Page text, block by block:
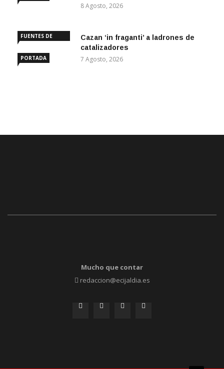
8 Agosto, 2026
FUENTES DE
PORTADA
Cazan ‘in fraganti’ a ladrones de
catalizadores
7 Agosto, 2026
Mucho que contar
redaccion@ecijaldia.es